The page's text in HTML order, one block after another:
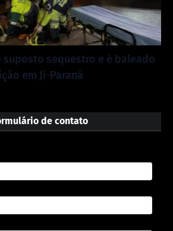
suposto sequestro e é baleado
em Ji-Paraná
de contato